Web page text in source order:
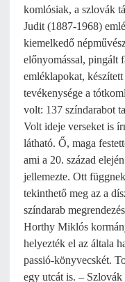
komlósiak, a szlovák
Judit (1887-1968)
kiemelkedő
előnyomással, pingált
emléklapokat,
tevékenysége a
volt: 137 színdarabot
Volt ideje verseket is
látható. Ő, maga
ami a 20. század
jellemezte. Ott
tekinthető meg az a
színdarab
Horthy Miklós
helyezték el az általa
passió-könyvecskét.
egy utcát is. –